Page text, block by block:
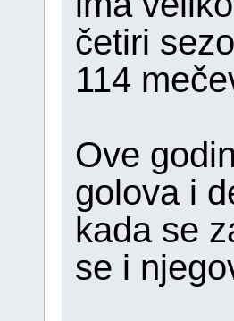
četiri
114
Ove
golova i
kada se
se i